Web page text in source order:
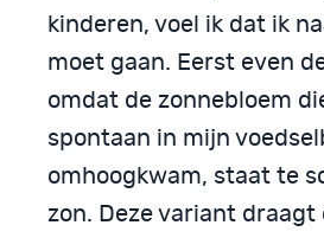
kinderen, voel ik dat ik
moet gaan. Eerst even
omdat de zonnebloem
spontaan in mijn
omhoogkwam, staat te
zon. Deze variant draagt